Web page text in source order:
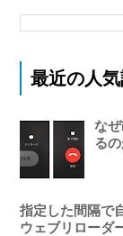
最近の人
な
る
指定した間隔で
ウェブリローダ